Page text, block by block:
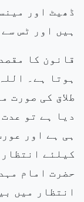
ڈھیٹ اور
ہیں اور ٹس
قانون کا
ہوتا ہے۔
طلاق کی صورت
دیا ہے تو
ہی ہے اور
کیلئے
حضرت امام
انتظار میں